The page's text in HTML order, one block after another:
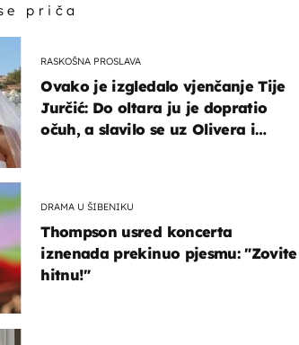
priča
RASKOŠNA PROSLAVA
Ovako je izgledalo vjenčanje Tije
Jurčić: Do oltara ju je dopratio
očuh, a slavilo se uz Olivera i
DRAMA U ŠIBENIKU
Thompson usred koncerta
iznenada prekinuo pjesmu: "Zovite
hitnu!"